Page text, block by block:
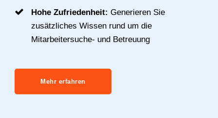
Hohe Zufriedenheit: Generieren Sie
zusätzliches Wissen rund um die
Mitarbeitersuche- und Betreuung
Mehr erfahren